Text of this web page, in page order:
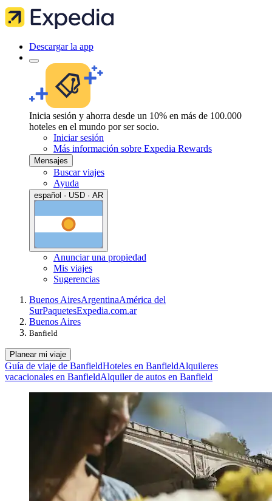
Descargar la app
Inicia sesión y ahorra desde un 10% en más de 100.000
hoteles en el mundo por ser socio.
Iniciar sesión
Más información sobre Expedia Rewards
Mensajes
Buscar viajes
Ayuda
español · USD · AR
Anunciar una propiedad
Mis viajes
Sugerencias
Buenos AiresArgentinaAmérica del
SurPaquetesExpedia.com.ar
Buenos Aires
Banfield
Planear mi viaje
Guía de viaje de BanfieldHoteles en BanfieldAlquileres
vacacionales en BanfieldAlquiler de autos en Banfield